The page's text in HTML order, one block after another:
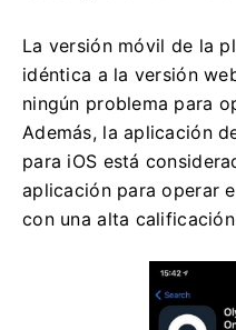
La versión móvil de la
idéntica a la versión
ningún problema para
Además, la aplicación
para iOS está
aplicación para operar
con una alta